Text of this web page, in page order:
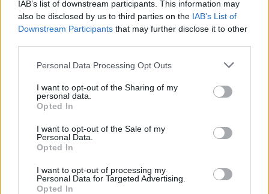
IAB’s list of downstream participants. This information may
also be disclosed by us to third parties on the IAB’s List of
Downstream Participants that may further disclose it to other
Personal Data Processing Opt Outs
I want to opt-out of the Sharing of my
personal data.
Opted In
I want to opt-out of the Sale of my
Personal Data.
Opted In
I want to opt-out of processing my
Personal Data for Targeted Advertising.
Opted In